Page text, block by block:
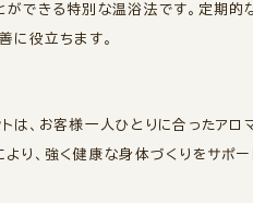
できる特別な温浴法です。定期的
に役立ちます。
は、お客様一人ひとりに合ったア
り、強く健康な身体づくりをサポー